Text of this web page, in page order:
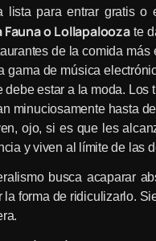
para entrar gratis o
Fauna o Lollapaloozate
de la comida
de música
estar a la moda. Los
minuciosamente hasta
ojo, si es que les
y viven al límite de las
busca acaparar
forma de ridiculizarlo.